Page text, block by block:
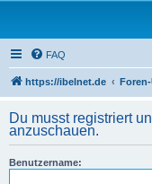
FAQ
https://ibelnet.de
Du musst registriert
anzuschauen.
Benutzername: